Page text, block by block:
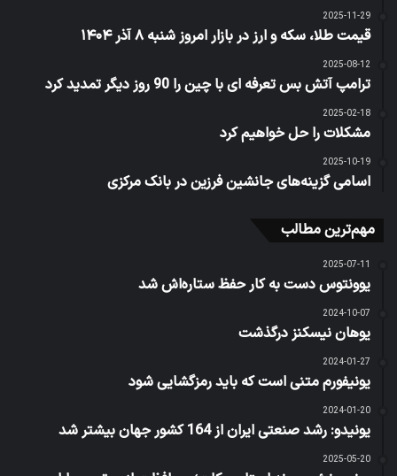
2025-11-29
قیمت طلا، سکه و ارز در بازار امروز شنبه ۸ آذر ۱۴۰۴
2025-08-12
ترامپ آتش بس تعرفه ای با چین را 90 روز دیگر تمدید کرد
2025-02-18
مشکلات را حل خواهیم کرد
2025-10-19
اسامی گزینه‌های جانشین فرزین در بانک مرکزی
مهم‌ترین مطالب
2025-07-11
یوونتوس دست به کار حفظ ستاره‌اش شد
2024-10-07
یوهان نیسکنز درگذشت
2024-01-27
یونیفورم متنی است که باید رمزگشایی شود
2024-01-20
یونیدو: رشد صنعتی ایران از 164 کشور جهان بیشتر شد
2025-05-20